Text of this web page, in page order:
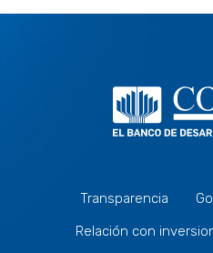
Transparencia
Relación con